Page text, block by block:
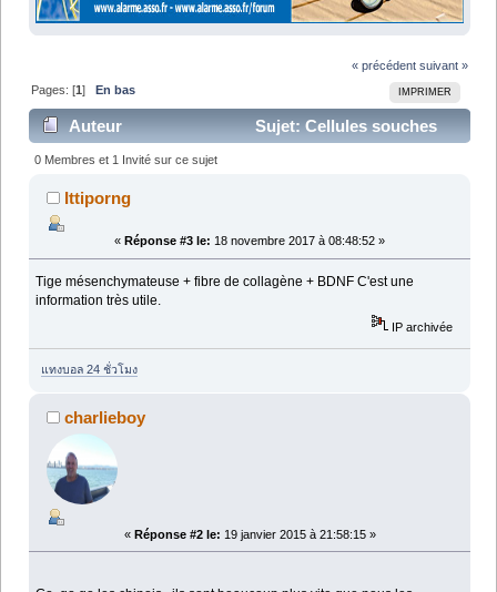
« précédent suivant »
IMPRIMER
Pages: [1] En bas
Auteur
Sujet: Cellules souches
mésenchymateuses + fibres de collagène + BDNF
(Chine) (Lu 13208 fois)
0 Membres et 1 Invité sur ce sujet
Ittiporng
« Réponse #3 le: 18 novembre 2017 à 08:48:52 »
Tige mésenchymateuse + fibre de collagène + BDNF C'est une
information très utile.
IP archivée
แทงบอล 24 ชั่วโมง
charlieboy
« Réponse #2 le: 19 janvier 2015 à 21:58:15 »